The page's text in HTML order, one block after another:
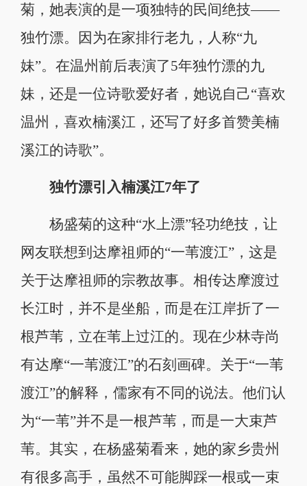
菊，她表演的是一项独特的民间绝技——
独竹漂。因为在家排行老九，人称“九
妹”。在温州前后表演了5年独竹漂的九
妹，还是一位诗歌爱好者，她说自己“喜欢
温州，喜欢楠溪江，还写了好多首赞美楠
溪江的诗歌”。
独竹漂引入楠溪江7年了
杨盛菊的这种“水上漂”轻功绝技，让
网友联想到达摩祖师的“一苇渡江”，这是
关于达摩祖师的宗教故事。相传达摩渡过
长江时，并不是坐船，而是在江岸折了一
根芦苇，立在苇上过江的。现在少林寺尚
有达摩“一苇渡江”的石刻画碑。关于“一苇
渡江”的解释，儒家有不同的说法。他们认
为“一苇”并不是一根芦苇，而是一大束芦
苇。其实，在杨盛菊看来，她的家乡贵州
有很多高手，虽然不可能脚踩一根或一束